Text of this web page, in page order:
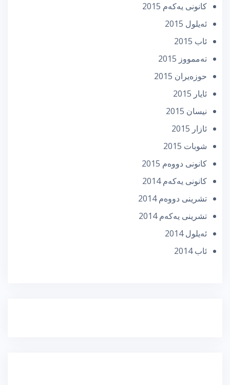
كانونی یه‌كه‌م 2015
ئه‌یلول 2015
ئاب 2015
تەممووز 2015
حوزه‌یران 2015
ئایار 2015
نیسان 2015
ئازار 2015
شوبات 2015
كانونی دووه‌م 2015
كانونی یه‌كه‌م 2014
تشرینی دووه‌م 2014
تشرینی یه‌كه‌م 2014
ئه‌یلول 2014
ئاب 2014